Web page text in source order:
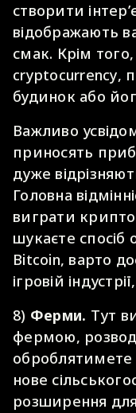
створити
відображають
смак. Крім
cryptocurrency,
будинок або
Важливо
приносять
дуже
Головна
виграти
шукаєте
Bitcoin, варто
ігровій
8) Ферми. Тут
фермою,
нове
розширення для